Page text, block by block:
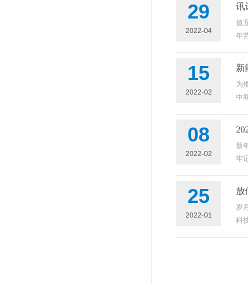
29
2022-04
讯
值
年
15
2022-02
新
为
中
08
2022-02
新
牢
25
2022-01
放
岁
科